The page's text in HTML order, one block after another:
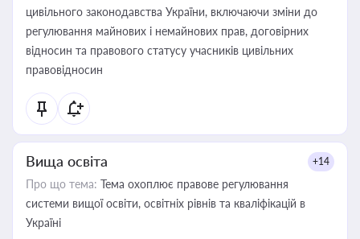
цивільного законодавства України, включаючи зміни до
регулювання майнових і немайнових прав, договірних
відносин та правового статусу учасників цивільних
правовідносин
Вища освіта +14
Про що тема: Тема охоплює правове регулювання
системи вищої освіти, освітніх рівнів та кваліфікацій в
Україні